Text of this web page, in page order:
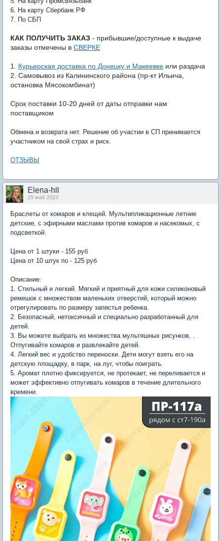
6. На карту Сбербанк РФ
7. По СБП
КАК ПОЛУЧИТЬ ЗАКАЗ - прибывшие/доступные к выдаче
заказы отмечены в СВЕРКЕ
1. Курьерская доставка по Донецку и Макеевке или раздача
2. Самовывоз из Калининского района (пр-кт Ильича,
остановка Мясокомбинат)
Срок поставки 10-20 дней от даты отправки нам
поставщиком
Обмена и возврата нет. Решение об участии в СП принимается
участником на свой страх и риск.
ОТЗЫВЫ
Elena-hll
29 май 2023
Браслеты от комаров и клещей. Мультипликационные летние
детские, с эфирными маслами против комаров и насекомых, с
подсветкой.
Цена от 1 штуки - 155 руб
Цена от 10 штук по - 125 руб
Описание:
1. Стильный и легкий. Мягкий и приятный для кожи силиконовый
ремешок с множеством маленьких отверстий, который можно
отрегулировать по размеру запястья ребенка.
2. Безопасный, нетоксичный и специально разработанный для
детей.
3. Вы можете выбрать из множества мультяшных рисунков, .
Отпугивайте комаров и развлекайте детей.
4. Легкий вес и удобство переноски. Дети могут взять его на
детскую площадку, в парк, на луг, чтобы поиграть.
5. Аромат плотно фиксируется, не протекает, не переливается и
может эффективно отпугивать комаров в течение длительного
времени.